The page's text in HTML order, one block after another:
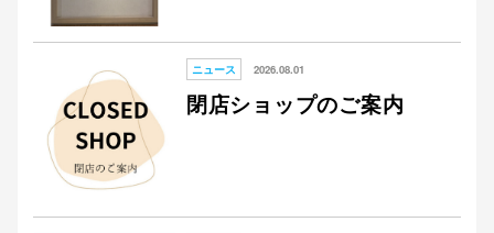
ニュース 2026.08.01
閉店ショップのご案内